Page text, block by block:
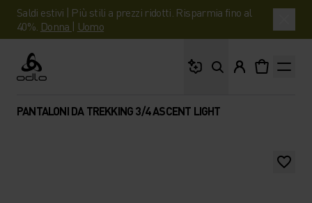
Saldi estivi | Più stili a prezzi ridotti. Risparmia fino al
40%. Donna | Uomo
Odlo
PANTALONI DA TREKKING 3/4 ASCENT LIGHT